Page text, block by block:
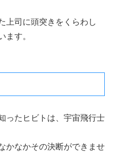
上司に頭突きをくらわし
ます。
ったヒビトは、宇宙飛行士
かなかその決断ができませ